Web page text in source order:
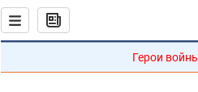
Герои